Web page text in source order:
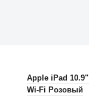
Anker
Apple iPad 10.9"
Wi-Fi Розовый